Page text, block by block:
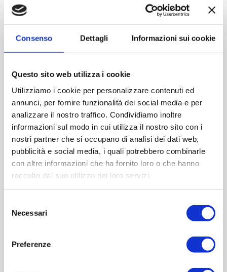
Consenso Dettagli Informazioni sui cookie
Questo sito web utilizza i cookie
Utilizziamo i cookie per personalizzare contenuti ed
annunci, per fornire funzionalità dei social media e per
analizzare il nostro traffico. Condividiamo inoltre
informazioni sul modo in cui utilizza il nostro sito con i
nostri partner che si occupano di analisi dei dati web,
pubblicità e social media, i quali potrebbero combinarle
con altre informazioni che ha fornito loro o che hanno
raccolto dal suo utilizzo dei loro servizi.
delNecessari
Preferenze
Contattaci
Imboccatura:pp28
Peso (gr):250
Diametro (mm):56
Altezza (mm):200
Larghezza (mm):56
Quantità per imballo :1792
Cod.: RUB364
Please select the address you want to ship to